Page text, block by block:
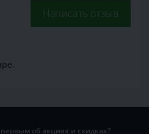
Написать отзыв
первым об акциях и скидках?